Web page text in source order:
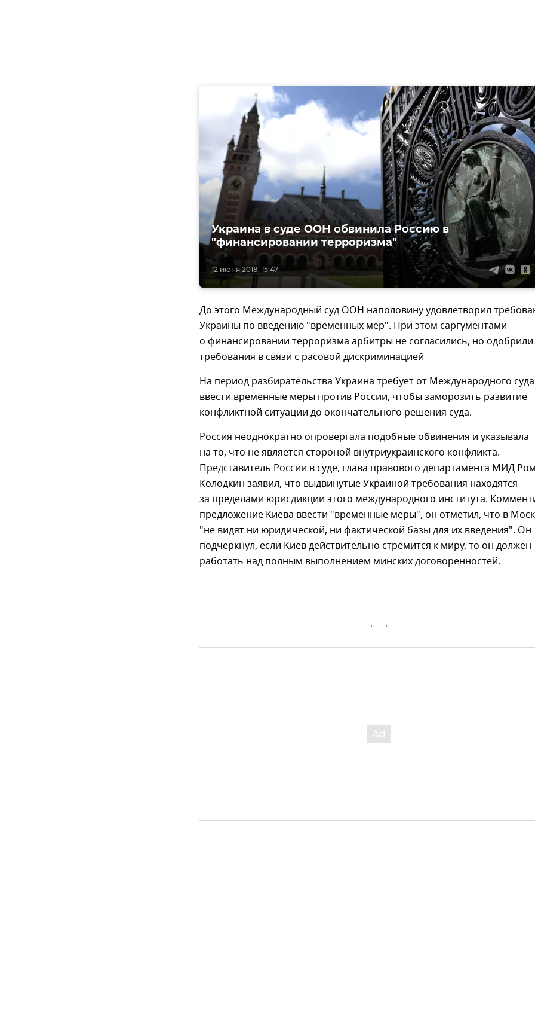
12 июня 2018, 15:47
Украина в суде ООН обвинила Россию в
"финансировании терроризма"
До этого Международный суд ООН наполовину удовлетворил
Украины по введению "временных мер". При этом саргументами
о финансировании терроризма арбитры не согласились, но одобрили
требования в связи с расовой дискриминацией
На период разбирательства Украина требует от Международного суда
ввести временные меры против России, чтобы заморозить развитие
конфликтной ситуации до окончательного решения суда.
Россия неоднократно опровергала подобные обвинения и указывала
на то, что не является стороной внутриукраинского конфликта.
Представитель России в суде, глава правового департамента МИД
Колодкин заявил, что выдвинутые Украиной требования находятся
за пределами юрисдикции этого международного института.
предложение Киева ввести "временные меры", он отметил, что в
"не видят ни юридической, ни фактической базы для их введения". Он
подчеркнул, если Киев действительно стремится к миру, то он должен
работать над полным выполнением минских договоренностей.